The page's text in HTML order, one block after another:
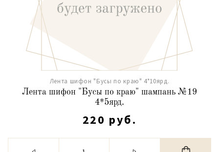
Лента шифон "Бусы по краю" 4*10ярд.
Лента шифон "Бусы по краю" шампань №19
4*5ярд.
220 руб.